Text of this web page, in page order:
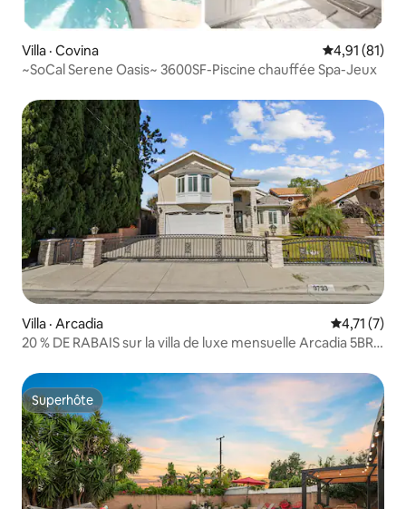
Villa · Covina Note
4,91 (81)
~SoCal Serene Oasis~ 3600SF-Piscine chauffée Spa-Jeux
Villa · Arcadia Note
4,71 (7)
20 % DE RABAIS sur la villa de luxe mensuelle Arcadia 5BR +
Superhôte
Superhôte